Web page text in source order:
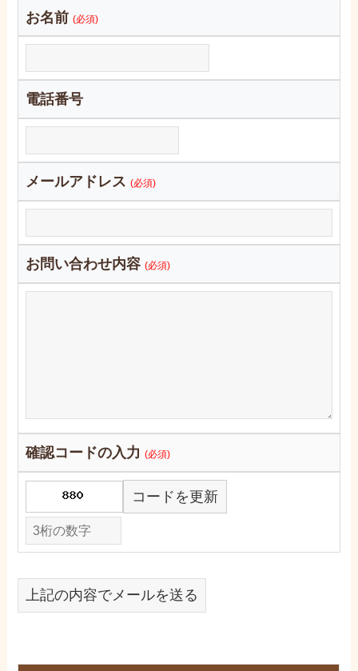
お名前 (必須)
電話番号
メールアドレス (必須)
お問い合わせ内容 (必須)
確認コードの入力(必須)
コードを更新
上記の内容でメールを送る